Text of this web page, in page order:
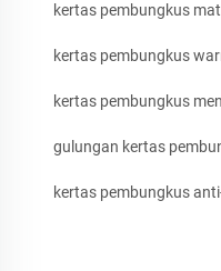
kertas pembungkus
kertas pembungkus
kertas pembungkus
gulungan kertas
kertas pembungkus